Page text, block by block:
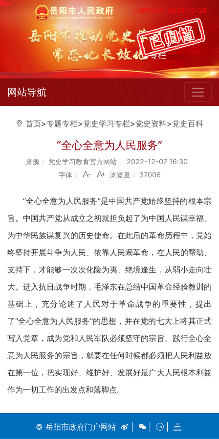
归档时间：2023-10-24
网站导航
首页>专题专栏>党史学习专栏>党史资料>党史百科
“全心全意为人民服务”
来源： 党史学习教育官方网站
2022-12-07 16:30
字体：
浏览量： 37006
“全心全意为人民服务”是中国共产党始终坚持的根本宗
旨。中国共产党从成立之初就担负起了为中国人民谋幸福、
为中华民族谋复兴的历史使命。在此后的革命历程中，党始
终坚持开展斗争为人民、依靠人民闹革命，在人民的帮助、
支持下，才能够一次次化险为夷、绝境逢生，从弱小走向壮
大。进入抗日战争时期，毛泽东在总结中国革命经验教训的
基础上，充分论述了人民对于革命战争的重要性，提出
了“全心全意为人民服务”的思想，并在党的七大上将其正式
写入党章，成为党和人民军队必须坚守的宗旨。践行全心全
意为人民服务的宗旨，就要在任何时候都必须把人民利益放
在第一位，把实现好、维护好、发展好最广大人民根本利益
作为一切工作的出发点和落脚点。
© 岳阳市政府门户网站